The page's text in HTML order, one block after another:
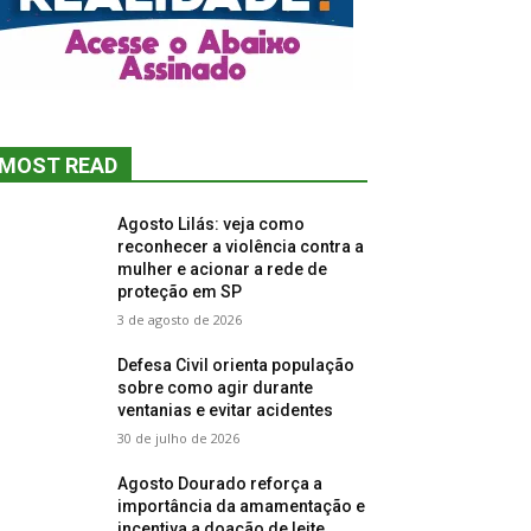
MOST READ
Agosto Lilás: veja como
reconhecer a violência contra a
mulher e acionar a rede de
proteção em SP
3 de agosto de 2026
Defesa Civil orienta população
sobre como agir durante
ventanias e evitar acidentes
30 de julho de 2026
Agosto Dourado reforça a
importância da amamentação e